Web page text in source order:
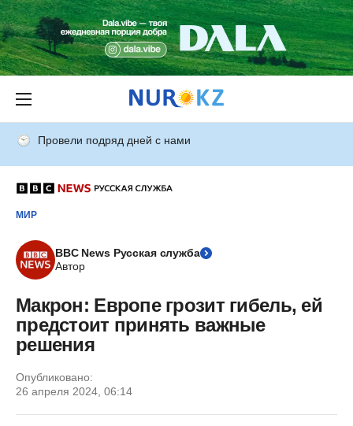
Провели подряд дней с нами
МИР
BBC News Русская служба
Автор
Макрон: Европе грозит гибель, ей
предстоит принять важные
решения
Опубликовано:
26 апреля 2024, 06:14